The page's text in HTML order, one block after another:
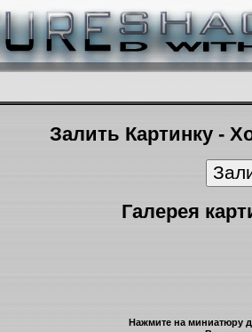
Залить Картинку -
Галерея
Нажмите на миниатюру